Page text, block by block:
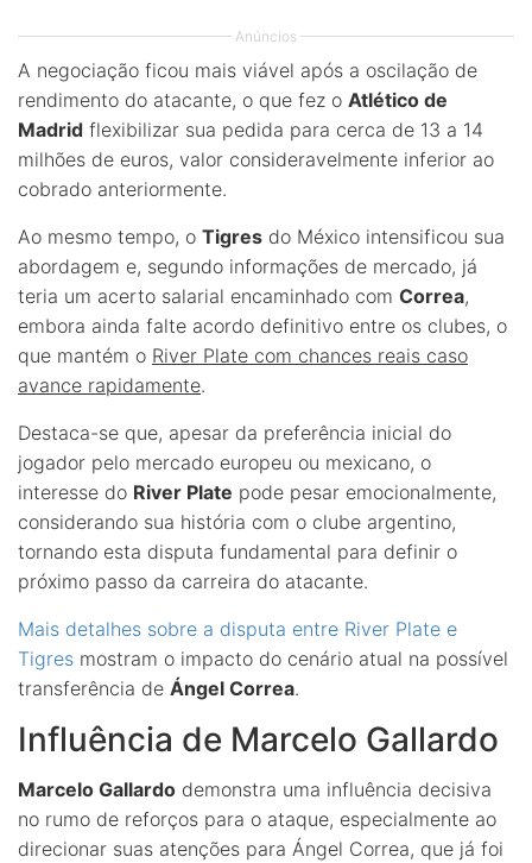
Anúncios
A negociação ficou mais viável após a oscilação de
rendimento do atacante, o que fez o Atlético de
Madrid flexibilizar sua pedida para cerca de 13 a 14
milhões de euros, valor consideravelmente inferior ao
cobrado anteriormente.
Ao mesmo tempo, o Tigres do México intensificou sua
abordagem e, segundo informações de mercado, já
teria um acerto salarial encaminhado com Correa,
embora ainda falte acordo definitivo entre os clubes, o
que mantém o River Plate com chances reais caso
avance rapidamente.
Destaca-se que, apesar da preferência inicial do
jogador pelo mercado europeu ou mexicano, o
interesse do River Plate pode pesar emocionalmente,
considerando sua história com o clube argentino,
tornando esta disputa fundamental para definir o
próximo passo da carreira do atacante.
Mais detalhes sobre a disputa entre River Plate e
Tigres mostram o impacto do cenário atual na possível
transferência de Ángel Correa.
Influência de Marcelo Gallardo
Marcelo Gallardo demonstra uma influência decisiva
no rumo de reforços para o ataque, especialmente ao
direcionar suas atenções para Ángel Correa, que já foi